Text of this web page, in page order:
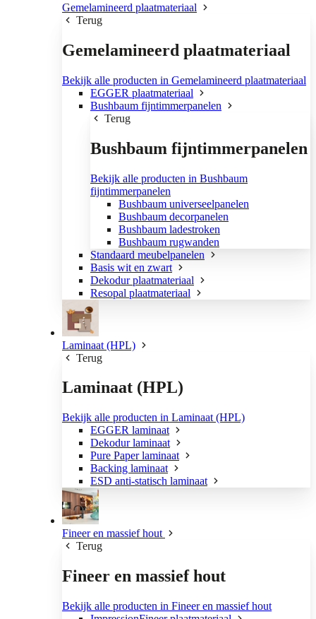
Gemelamineerd plaatmateriaal
Terug
Gemelamineerd plaatmateriaal
Bekijk alle producten in Gemelamineerd plaatmateriaal
EGGER plaatmateriaal
Bushbaum fijntimmerpanelen
Terug
Bushbaum fijntimmerpanelen
Bekijk alle producten in Bushbaum
fijntimmerpanelen
Bushbaum universeelpanelen
Bushbaum decorpanelen
Bushbaum ladestroken
Bushbaum rugwanden
Standaard meubelpanelen
Basis wit en zwart
Dekodur plaatmateriaal
Resopal plaatmateriaal
Laminaat (HPL)
Terug
Laminaat (HPL)
Bekijk alle producten in Laminaat (HPL)
EGGER laminaat
Dekodur laminaat
Pure Paper laminaat
Backing laminaat
ESD anti-statisch laminaat
Fineer en massief hout
Terug
Fineer en massief hout
Bekijk alle producten in Fineer en massief hout